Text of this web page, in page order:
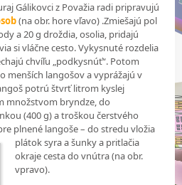
Gálikovci z Považia radi pripravujú
(na obr. hore vľavo) .Zmiešajú pol
a 20 g droždia, osolia, pridajú
si vláčne cesto. Vykysnuté rozdelia
chvíľu „podkysnúť“. Potom
menších langošov a vyprážajú v
potrú štvrť litrom kyslej
množstvom bryndze, do
(400 g) a troškou čerstvého
plnené langoše – do stredu vložia
plátok syra a šunkya pritlačia
okraje cesta do vnútra (na obr.
vpravo).